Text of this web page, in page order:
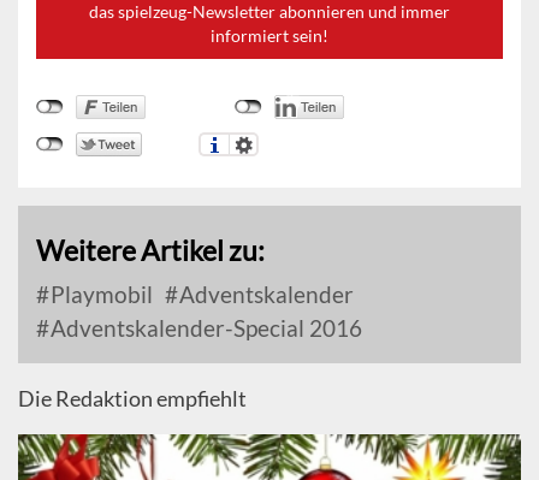
das spielzeug-Newsletter abonnieren und immer
informiert sein!
Weitere Artikel zu:
Playmobil
Adventskalender
Adventskalender-Special 2016
Die Redaktion empfiehlt